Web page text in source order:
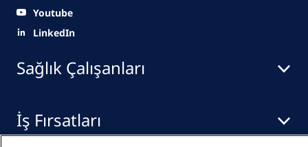
Sağlık Çalışanları
İş Fırsatları
Youtube
LinkedIn